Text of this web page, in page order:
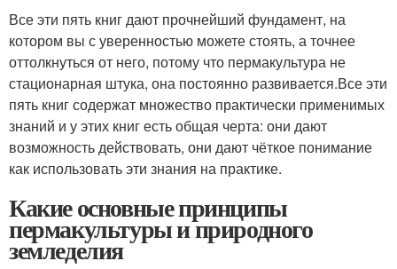
Все эти пять книг дают прочнейший фундамент, на
котором вы с уверенностью можете стоять, а точнее
оттолкнуться от него, потому что пермакультура не
стационарная штука, она постоянно развивается.Все эти
пять книг содержат множество практически применимых
знаний и у этих книг есть общая черта: они дают
возможность действовать, они дают чёткое понимание
как использовать эти знания на практике.
Какие основные принципы
пермакультуры и природного
земледелия